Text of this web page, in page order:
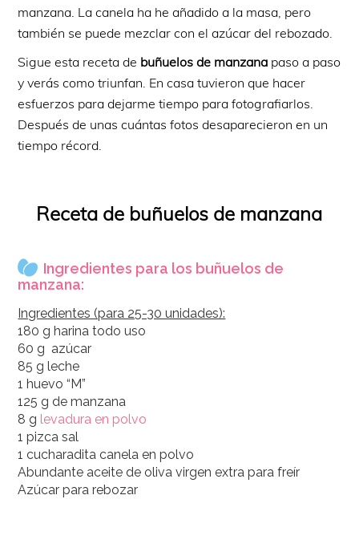
manzana. La canela ha he añadido a la masa, pero
también se puede mezclar con el azúcar del rebozado.
Sigue esta receta de buñuelos de manzana paso a paso
y verás como triunfan. En casa tuvieron que hacer
esfuerzos para dejarme tiempo para fotografiarlos.
Después de unas cuántas fotos desaparecieron en un
tiempo récord.
Receta de buñuelos de manzana
Ingredientes para los buñuelos de
manzana:
Ingredientes (para 25-30 unidades):
180 g harina todo uso
60 g azúcar
85 g leche
1 huevo “M”
125 g de manzana
8 g levadura en polvo
1 pizca sal
1 cucharadita canela en polvo
Abundante aceite de oliva virgen extra para freír
Azúcar para rebozar